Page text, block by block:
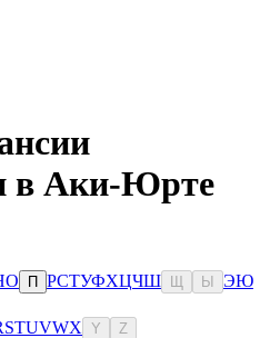
в Аки-Юрте
О П РСТУФХЦЧШ Ы ЭЮ
STUVWX Y Z